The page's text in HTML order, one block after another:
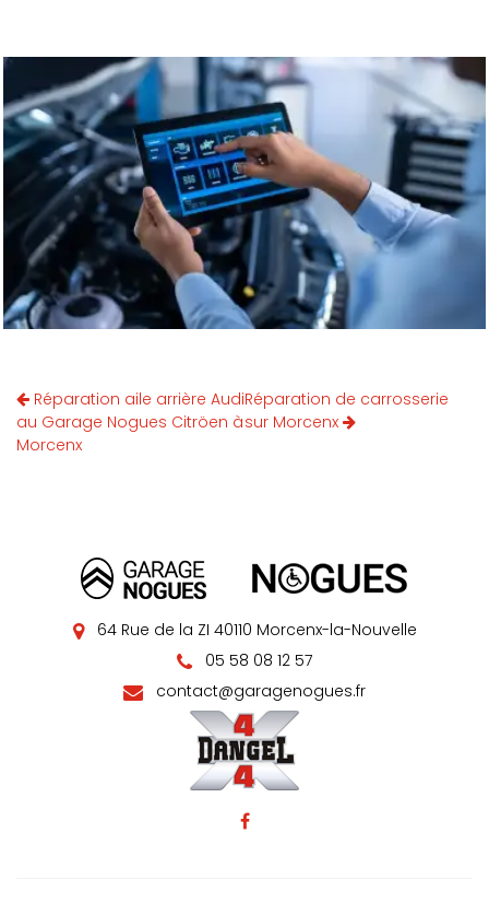
Réparation aile arrière Audi
au Garage Nogues Citröen à
Morcenx
Réparation de carrosserie
sur Morcenx
64 Rue de la ZI 40110 Morcenx-la-Nouvelle
05 58 08 12 57
contact@garagenogues.fr